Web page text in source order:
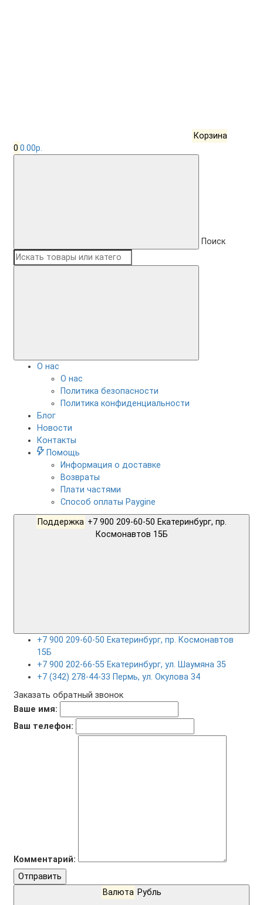
Корзина
0 0.00р.
Поиск
О нас
О нас
Политика безопасности
Политика конфиденциальности
Блог
Новости
Контакты
Помощь
Информация о доставке
Возвраты
Плати частями
Способ оплаты Paygine
Поддержка +7 900 209-60-50 Екатеринбург, пр.
+7 900 209-60-50 Екатеринбург, пр. Космонавтов
15Б
+7 900 202-66-55 Екатеринбург, ул. Шаумяна 35
+7 (342) 278-44-33 Пермь, ул. Окулова 34
Заказать обратный звонок
Ваше имя:
Ваш телефон:
Комментарий:
Отправить
Валюта Рубль